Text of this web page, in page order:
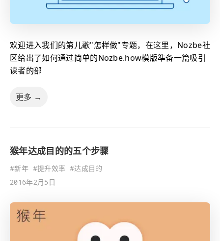
欢迎进入我们的第儿歌"怎样做"专题，在这里，Nozbe社
区给出了如何通过简单的Nozbe.how模版準备一篇吸引
读者的部
更多 →
猴年达成目的的五个步骤
#新年#提升效率 #达成目的
2016年2月5日